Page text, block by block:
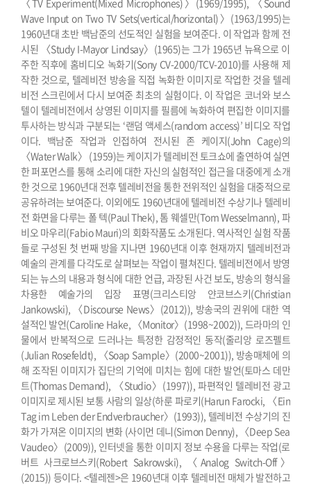
〈TV Experiment(Mixed Microphones)〉(1969/1995), 〈Sound
Wave Input on Two TV Sets(vertical/horizontal)〉(1963/1995)는
1960년대 초반 백남준의 선도적인 실험을 보여준다. 이 작업과 함께 전
시된 〈Study I-Mayor Lindsay〉(1965)는 그가 1965년 뉴욕으로 이
주한 직후에 홈비디오 녹화기(Sony CV-2000/TCV-2010)를 사용해 제
작한 것으로, 텔레비전 방송을 직접 녹화한 이미지로 작업한 것을 텔레
비전 스크린에서 다시 보여준 최초의 실험이다. 이 작업은 코너와 보스
텔이 텔레비전에서 상영된 이미지를 필름에 녹화하여 편집한 이미지를
투사하는 방식과 구분되는 ‘랜덤 액세스(random access)’ 비디오 작업
이다. 백남준 작업과 인접하여 전시된 존 케이지(John Cage)의
〈Water Walk〉 (1959)는 케이지가 텔레비전 토크쇼에 출연하여 실연
한 퍼포먼스를 통해 소리에 대한 자신의 실험적인 접근을 대중에게 소개
한 것으로 1960년대 전후 텔레비전을 통한 전위적인 실험을 대중적으로
공유하려는 보여준다. 이외에도 1960년대에 텔레비전 수상기나 텔레비
전 화면을 다루는 폴 텍(Paul Thek), 톰 웨셀만(Tom Wesselmann), 파
비오 마우리(Fabio Mauri)의 회화작품도 소개된다. 역사적인 실험 작품
들로 구성된 첫 번째 방을 지나면 1960년대 이후 현재까지 텔레비전과
예술의 관계를 다각도로 살펴보는 작업이 펼쳐진다. 텔레비전에서 방영
되는 뉴스의 내용과 형식에 대한 언급, 과장된 사건 보도, 방송의 형식을
차용한 예술가의 입장 표명(크리스티앙 얀코브스키(Christian
Jankowski), 〈Discourse News〉(2012)), 방송국의 권위에 대한 역
설적인 발언(Caroline Hake, 〈Monitor〉(1998~2002)), 드라마의 인
물에서 반복적으로 드러나는 특정한 감정적인 동작(줄리앙 로즈펠트
(Julian Rosefeldt), 〈Soap Sample〉(2000~2001)), 방송매체에 의
해 조작된 이미지가 집단의 기억에 미치는 힘에 대한 발언(토마스 데만
트(Thomas Demand), 〈Studio〉(1997)), 파편적인 텔레비전 광고
이미지로 제시된 보통 사람의 일상(하룬 파로키(Harun Farocki, 〈Ein
Tag im Leben der Endverbraucher〉(1993)), 텔레비전 수상기의 진
화가 가져온 이미지의 변화 (사이먼 데니(Simon Denny), 〈Deep Sea
Vaudeo〉(2009)), 인터넷을 통한 이미지 정보 수용을 다루는 작업(로
버트 사크로브스키(Robert Sakrowski), 〈Analog Switch-Off〉
(2015)) 등이다. <텔레젠>은 1960년대 이후 텔레비전 매체가 발전하고